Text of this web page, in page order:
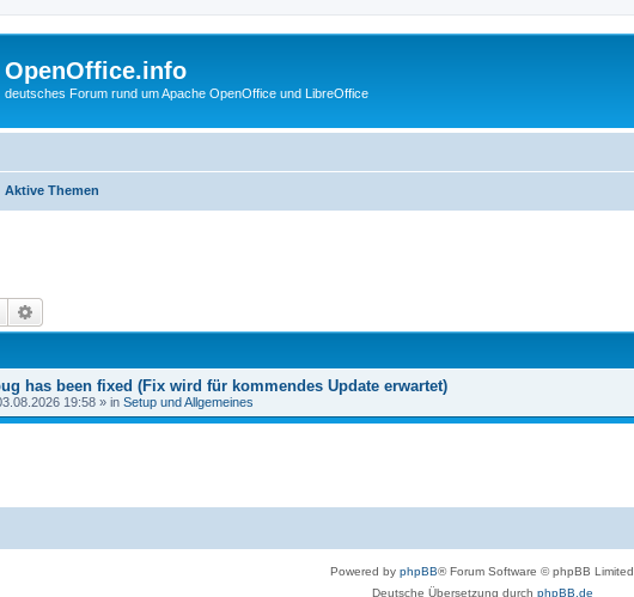
OpenOffice.info
deutsches Forum rund um Apache OpenOffice und LibreOffice
Aktive Themen
Suche
has been fixed (Fix wird für kommendes Update erwartet)
19:58 » in Setup und Allgemeines
Powered by phpBB® Forum Software © phpBB Limited
Deutsche Übersetzung durch phpBB.de